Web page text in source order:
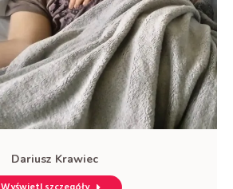
Dariusz Krawiec